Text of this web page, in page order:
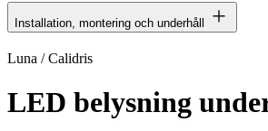
Installation, montering och underhåll
Luna / Calidris
LED belysning